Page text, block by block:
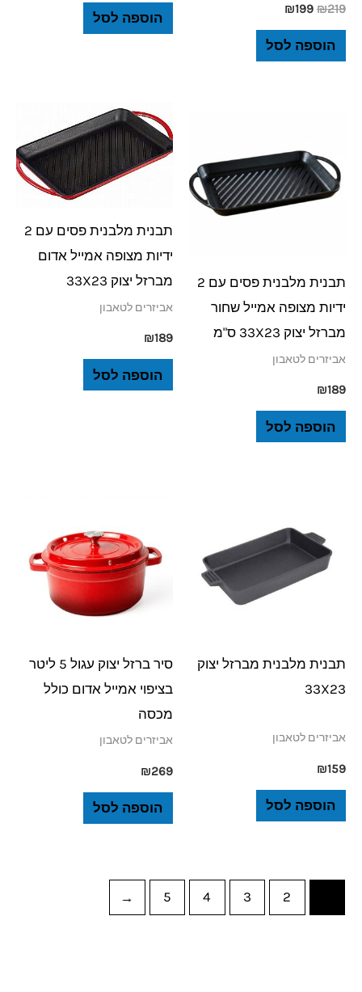
₪219
₪199
הוספה לסל
הוספה לסל
תבנית מלבנית פסים עם 2
ידיות מצופה אמייל שחור
מברזל יצוק 33X23 ס"מ
אביזרים לטאבון
₪189
הוספה לסל
תבנית מלבנית פסים עם 2
ידיות מצופה אמייל אדום
מברזל יצוק 33X23
אביזרים לטאבון
₪189
הוספה לסל
תבנית מלבנית מברזל יצוק
33X23
אביזרים לטאבון
₪159
הוספה לסל
סיר ברזל יצוק עגול 5 ליטר
בציפוי אמייל אדום כולל
מכסה
אביזרים לטאבון
₪269
הוספה לסל
2
3
4
5
←